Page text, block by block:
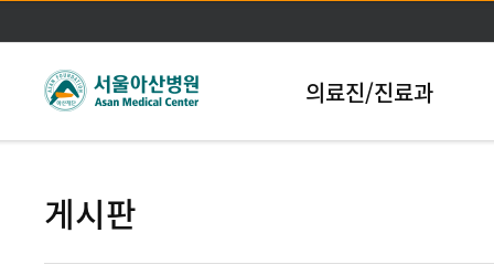
본문바로가기
의료진/진료과
게시판